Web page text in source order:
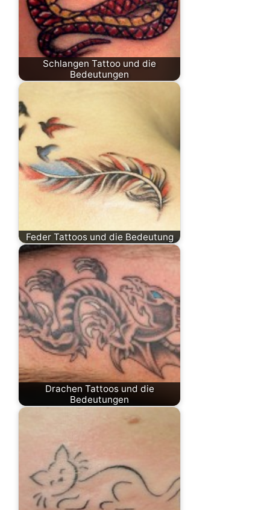
Schlangen Tattoo und die
Bedeutungen
Feder Tattoos und die Bedeutung
Drachen Tattoos und die
Bedeutungen